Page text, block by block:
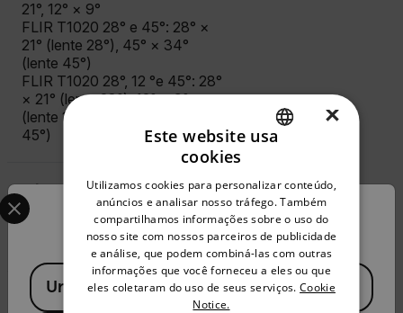
21°, 12° × 9°
FLIR T1020 28° e 45°: 28° ×
21° (lente 28°), 45° × 34°
(lente 45°)
FLIR T1020 28°, 12 °e 45°: 28°
× 21° (lente 28°), 12° × 9°
(lente 12°), 45° × 34° (lente
45°)
Câmera Digital
O campo de visão adapta-se a
lentes de infravermelho
Modos de Imagem
Confirm Location
Select your preferred country and language from the
Available Locations
United States
FRENCH
SPANISH
PORTUGUESE
×
Este website usa
cookies
Utilizamos cookies para personalizar conteúdo,
anúncios e analisar nosso tráfego. Também
compartilhamos informações sobre o uso do
nosso site com nossos parceiros de publicidade
e análise, que podem combiná-las com outras
informações que você forneceu a eles ou que
eles coletaram do uso de seus serviços. Cookie
Notice.